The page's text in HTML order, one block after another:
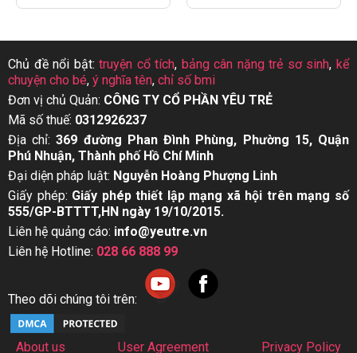
Chủ đề nổi bật:truyện cổ tích, bảng cân nặng trẻ sơ sinh,kể
chuyện cho bé, ý nghĩa tên, chỉ số bmi
Đơn vị chủ Quản: CÔNG TY CỔ PHẦN YÊU TRẺ
Mã số thuế: 0312926237
Địa chỉ:369 đường Phan Đình Phùng, Phường 15, Quận
Phú Nhuận, Thành phố Hồ Chí Minh
Đại diện pháp luật: Nguyễn Hoàng Phượng Linh
Giấy phép: Giấy phép thiết lập mạng xã hội trên mạng số
555/GP-BTTTT,HN ngày 19/10/2015.
Liên hệ quảng cáo: info@yeutre.vn
Liên hệ Hotline: 028 66 888 99
Theo dõi chúng tôi trên:
About us User Agreement Privacy Policy